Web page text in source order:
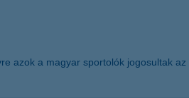
azok a magyar sportolók jogosultak